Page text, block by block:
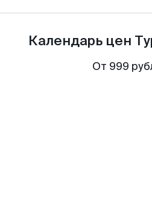
Календарь цен
От 999